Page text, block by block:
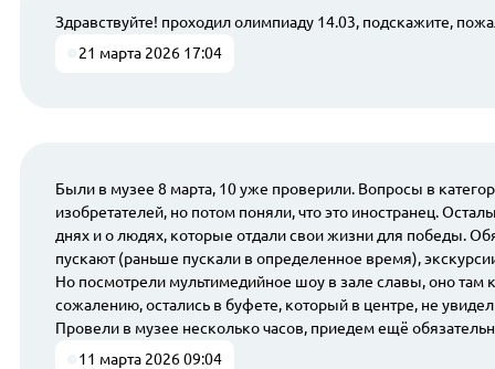
Здравствуйте! проходил олимпиаду 14.03, подскажите,
21 марта 2026 17:04
Были в музее 8 марта, 10 уже проверили. Вопросы в
изобретателей, но потом поняли, что это иностранец.
днях и о людях, которые отдали свои жизни для победы.
пускают (раньше пускали в определенное время),
Но посмотрели мультимедийное шоу в зале славы, оно там
сожалению, остались в буфете, который в центре, не
Провели в музее несколько часов, приедем ещё
11 марта 2026 09:04